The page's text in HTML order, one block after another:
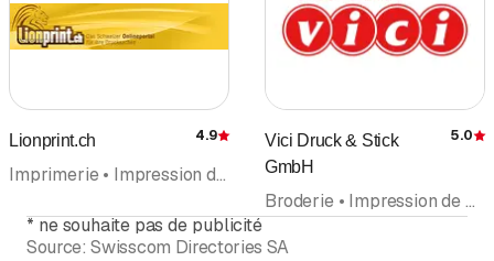
Lionprint.ch Évaluation
4.9
Imprimerie • Impression digitale • Affiches • Création publicitaire • Online Shopping
Vici Druck & Stick
GmbH
5.0
Broderie • Impression de Tissus • Imprimerie de Sérigraphies • Imprimerie • Articles publicitaires
* ne souhaite pas de publicité
Source: Swisscom Directories SA